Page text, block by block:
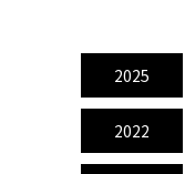
2025
2022